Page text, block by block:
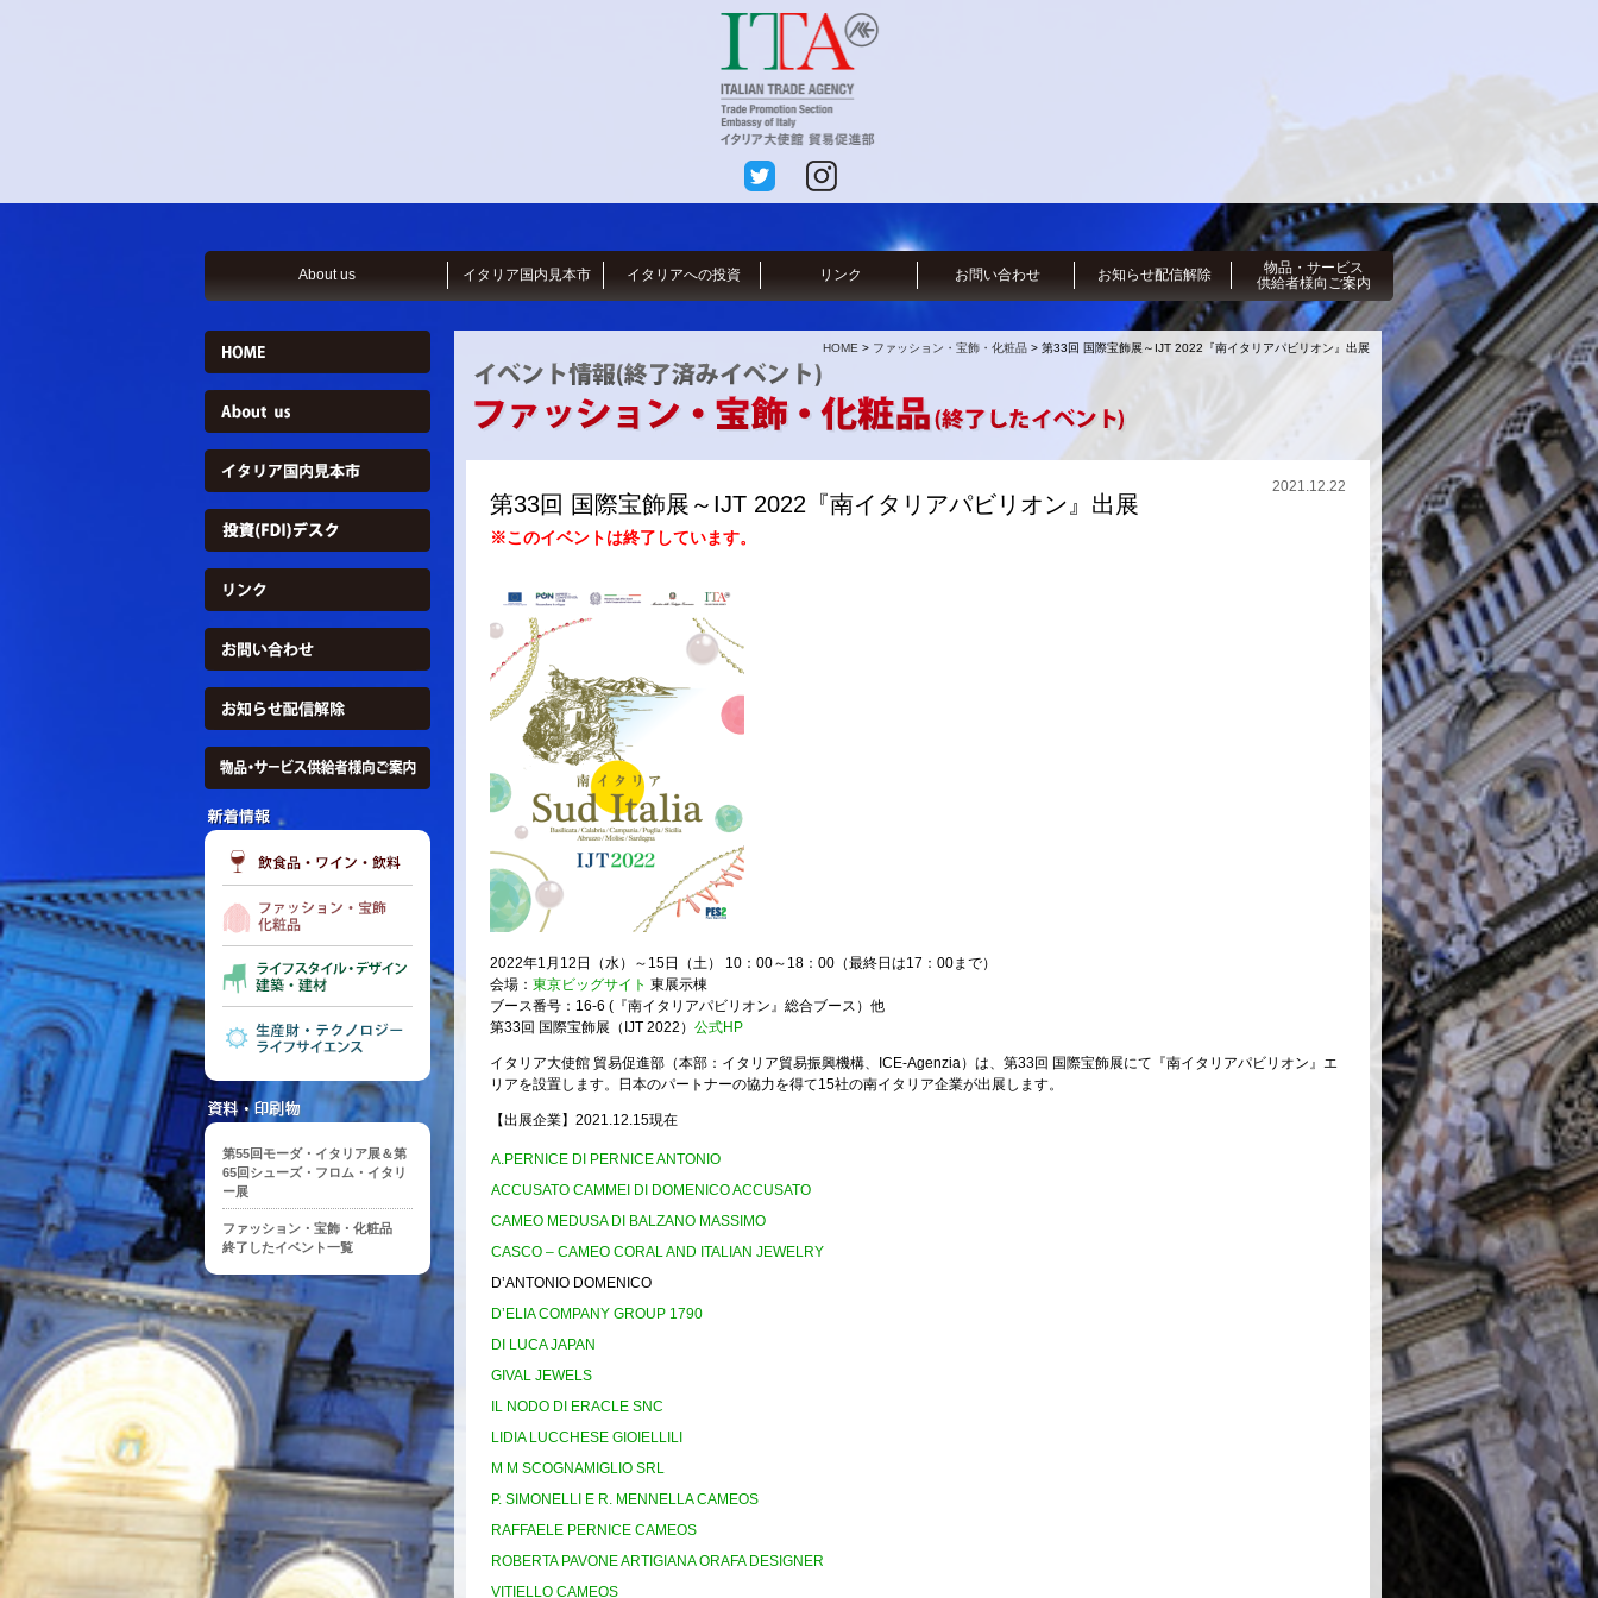
About us イタリア国内見本市 イタリアへの投資 リンク お問い合わせ お知らせ配信解除
物品・サービス
供給者様向ご案内
第55回モーダ・イタリア展＆第
65回シューズ・フロム・イタリ
ー展
ファッション・宝飾・化粧品
終了したイベント一覧
HOME > ファッション・宝飾・化粧品 > 第33回 国際宝飾展～IJT 2022『南イタリアパビリオン』出展
第33回 国際宝飾展～IJT 2022『南イタリアパビリオン』出展
※このイベントは終了しています。
2021.12.22
2022年1月12日（水）～15日（土） 10：00～18：00（最終日は17：00まで）
会場： 東京ビッグサイト 東展示棟
ブース番号：16-6 (『南イタリアパビリオン』総合ブース）他
第33回 国際宝飾展（IJT 2022） 公式HP
イタリア大使館 貿易促進部（本部：イタリア貿易振興機構、ICE-Agenzia）は、第33回 国際宝飾展にて『南イタリアパビリオン』エ
リアを設置します。日本のパートナーの協力を得て15社の南イタリア企業が出展します。
【出展企業】2021.12.15現在
A.PERNICE DI PERNICE ANTONIO
ACCUSATO CAMMEI DI DOMENICO ACCUSATO
CAMEO MEDUSA DI BALZANO MASSIMO
CASCO – CAMEO CORAL AND ITALIAN JEWELRY
D’ANTONIO DOMENICO
D’ELIA COMPANY GROUP 1790
DI LUCA JAPAN
GIVAL JEWELS
IL NODO DI ERACLE SNC
LIDIA LUCCHESE GIOIELLILI
M M SCOGNAMIGLIO SRL
P. SIMONELLI E R. MENNELLA CAMEOS
RAFFAELE PERNICE CAMEOS
ROBERTA PAVONE ARTIGIANA ORAFA DESIGNER
VITIELLO CAMEOS